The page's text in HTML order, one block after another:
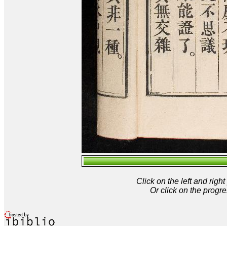
Click on the left and
Or click on the